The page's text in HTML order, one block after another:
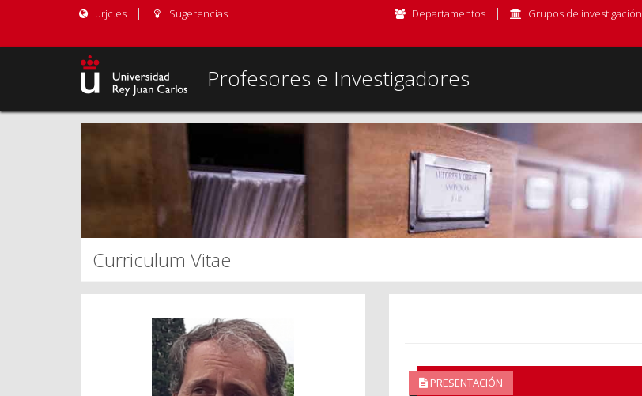
urjc.es Sugerencias Departamentos Grupos de investigación
Profesores e Investigadores
Curriculum Vitae
PRESENTACIÓN